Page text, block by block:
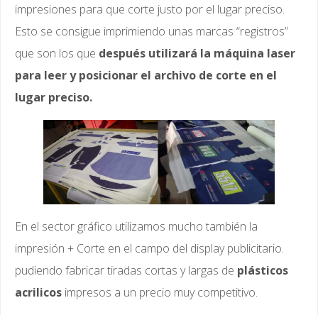
impresiones para que corte justo por el lugar preciso.
Esto se consigue imprimiendo unas marcas “registros”
que son los que después utilizará la máquina laser
para leer y posicionar el archivo de corte en el
lugar preciso.
En el sector gráfico utilizamos mucho también la
impresión + Corte en el campo del display publicitario.
pudiendo fabricar tiradas cortas y largas de plásticos
acrilicos impresos a un precio muy competitivo.